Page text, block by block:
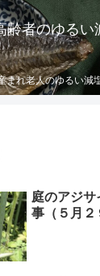
齢者のゆるい
まれ老人のゆるい減
庭のアジ
事（５月２